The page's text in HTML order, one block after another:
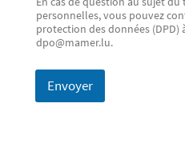
personnelles, vous pouvez
protection des données (DPD)
dpo@mamer.lu.
Envoyer